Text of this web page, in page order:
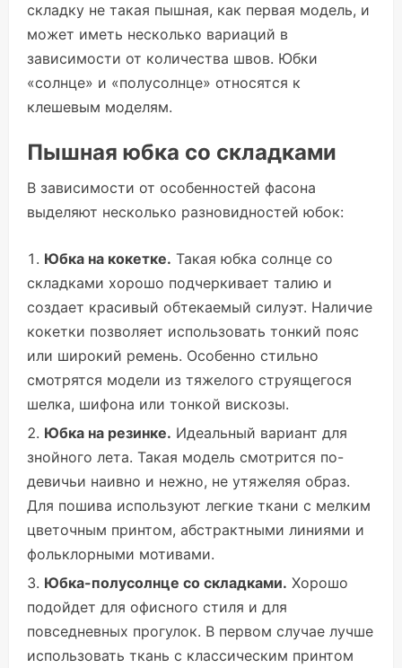
складку не такая пышная, как первая модель, и
может иметь несколько вариаций в
зависимости от количества швов. Юбки
«солнце» и «полусолнце» относятся к
клешевым моделям.
Пышная юбка со складками
В зависимости от особенностей фасона
выделяют несколько разновидностей юбок:
Юбка на кокетке. Такая юбка солнце со
складками хорошо подчеркивает талию и
создает красивый обтекаемый силуэт. Наличие
кокетки позволяет использовать тонкий пояс
или широкий ремень. Особенно стильно
смотрятся модели из тяжелого струящегося
шелка, шифона или тонкой вискозы.
Юбка на резинке. Идеальный вариант для
знойного лета. Такая модель смотрится по-
девичьи наивно и нежно, не утяжеляя образ.
Для пошива используют легкие ткани с мелким
цветочным принтом, абстрактными линиями и
фольклорными мотивами.
Юбка-полусолнце со складками. Хорошо
подойдет для офисного стиля и для
повседневных прогулок. В первом случае лучше
использовать ткань с классическим принтом